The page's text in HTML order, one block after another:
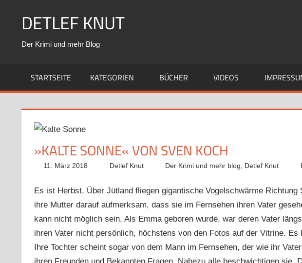
DETLEF KNUT
Der Krimi und mehr Blog
STARTSEITE KATEGORIEN BÜCHER VIDEOS
»KALTE SONNE« VON SVEN KOCH
11. März 2018 Detlef Knut Der Krimi und mehr blog Detlef Knut
Es ist Herbst. Über Jütland fliegen gigantische Vogelschwärme Richtung
ihre Mutter darauf aufmerksam, dass sie im Fernsehen ihren Vater
kann nicht möglich sein. Als Emma geboren wurde, war deren Vater
ihren Vater nicht persönlich, höchstens von den Fotos auf der Vitrine.
Ihre Tochter scheint sogar von dem Mann im Fernsehen, der wie ihr